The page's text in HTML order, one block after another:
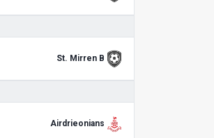
St. Mirren B
Airdrieonians